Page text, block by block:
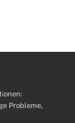
Probleme,